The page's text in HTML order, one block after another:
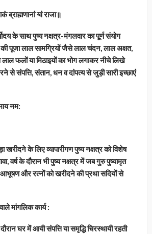
ब्राह्मणानां ग्वं राजा॥
के साथ पुष्य नक्षत्र-मंगलवार का पूर्ण संयोग
पूजा लाल सामग्रियों जैसे लाल चंदन, लाल अक्षत,
फलों या मिठाइयों का भोग लगाकर नीचे लिखे
से संपत्ति, संतान, धन व दांपत्य से जुड़ी सारी इच्छाएं
नम:
खरीदने के लिए व्यापारीगण पुष्य नक्षत्र को विशेष
वर्ष के दौरान भी पुष्य नक्षत्र में जब गुरु पुष्यामृत
आभूषण और रत्नों को खरीदने की प्रथा सदियों से
मांगलिक कार्य :
घर में आयी संपत्ति या समृद्धि चिरस्थायी रहती